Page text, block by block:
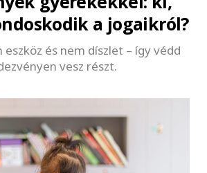
a jogaikról?
eszköz és nem díszlet – így védd
vesz részt.